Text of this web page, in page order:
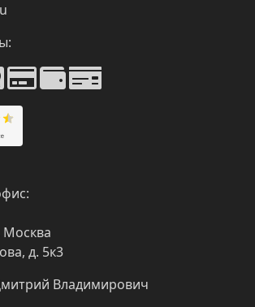
Москва
д. 5к3
Владимирович